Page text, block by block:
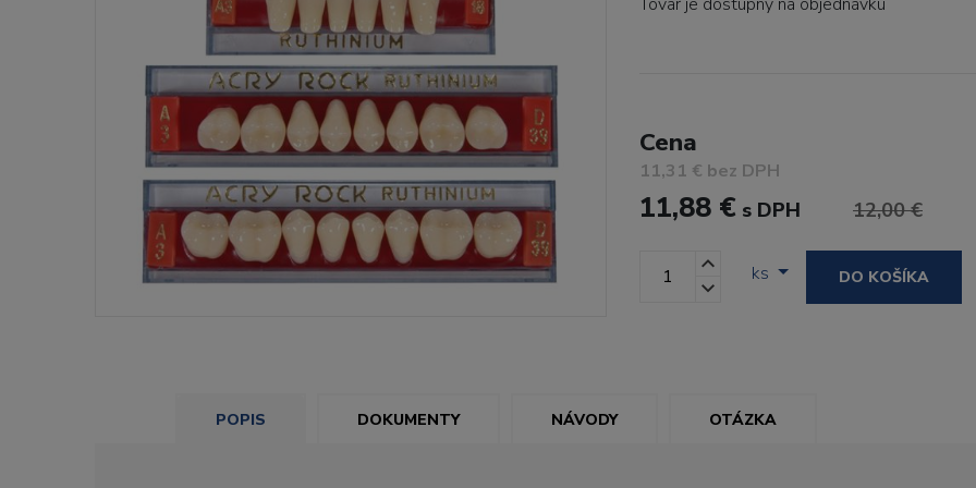
Cena
11,31 € bez DPH
11,88 € s DPH 12,00 €
ks DO KOŠÍKA
POPIS DOKUMENTY NÁVODY OTÁZKA